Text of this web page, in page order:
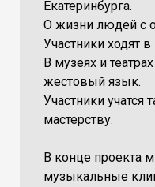
Екатеринбурга.
О жизни людей с
Участники ходят
В музеях и
жестовый язык.
Участники учатся
мастерству.
В конце проекта
музыкальные